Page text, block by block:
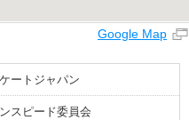
Google Map
ートジャパン
スピード委員会